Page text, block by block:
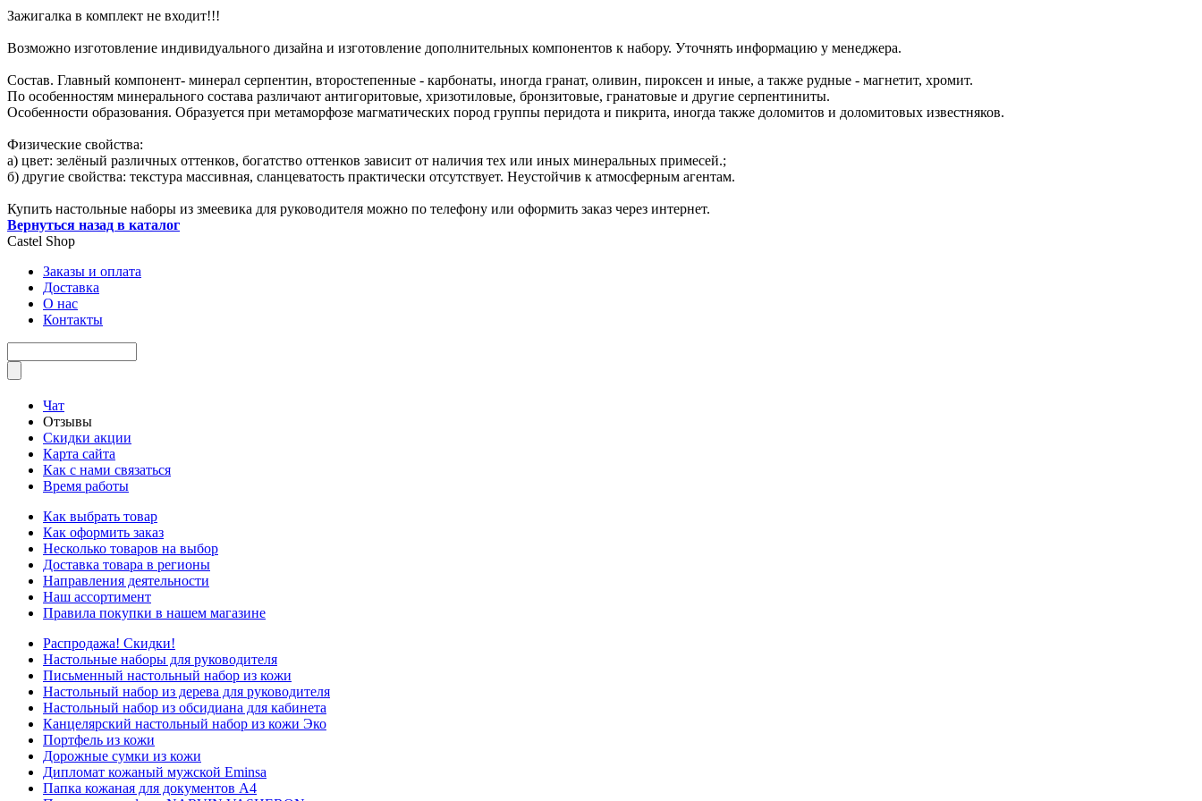
Зажигалка в комплект не входит!!!
Возможно изготовление индивидуального дизайна и изготовление дополнительных компонентов к набору. Уточнять информацию у менеджера.
Состав. Главный компонент- минерал серпентин, второстепенные - карбонаты, иногда гранат, оливин, пироксен и иные, а также рудные - магнетит, хромит.
По особенностям минерального состава различают антигоритовые, хризотиловые, бронзитовые, гранатовые и другие серпентиниты.
Особенности образования. Образуется при метаморфозе магматических пород группы перидота и пикрита, иногда также доломитов и доломитовых известняков.
Физические свойства:
а) цвет: зелёный различных оттенков, богатство оттенков зависит от наличия тех или иных минеральных примесей.;
б) другие свойства: текстура массивная, сланцеватость практически отсутствует. Неустойчив к атмосферным агентам.
Купить настольные наборы из змеевика для руководителя можно по телефону или оформить заказ через интернет.
Вернуться назад в каталог
Castel Shop
Заказы и оплата
Доставка
О нас
Контакты
Чат
Отзывы
Скидки акции
Карта сайта
Как с нами связаться
Время работы
Как выбрать товар
Как оформить заказ
Несколько товаров на выбор
Доставка товара в регионы
Направления деятельности
Наш ассортимент
Правила покупки в нашем магазине
Распродажа! Скидки!
Настольные наборы для руководителя
Письменный настольный набор из кожи
Настольный набор из дерева для руководителя
Настольный набор из обсидиана для кабинета
Канцелярский настольный набор из кожи Эко
Портфель из кожи
Дорожные сумки из кожи
Дипломат кожаный мужской Eminsa
Папка кожаная для документов А4